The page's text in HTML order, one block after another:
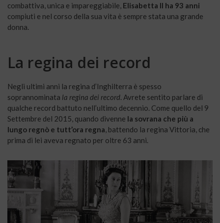
combattiva, unica e impareggiabile, Elisabetta II ha 93 anni
compiuti e nel corso della sua vita è sempre stata una grande
donna.
La regina dei record
Negli ultimi anni la regina d’Inghilterra è spesso
soprannominata la regina dei record. Avrete sentito parlare di
qualche record battuto nell’ultimo decennio. Come quello del 9
Settembre del 2015, quando divenne la sovrana che più a
lungo regnò e tutt’ora regna, battendo la regina Vittoria, che
prima di lei aveva regnato per oltre 63 anni.